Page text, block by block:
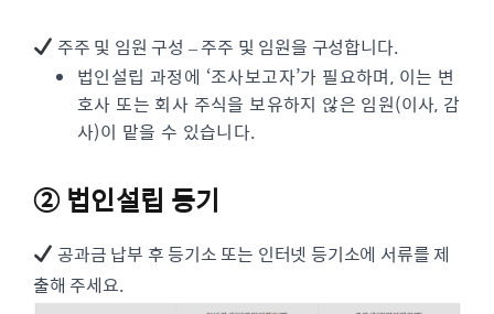
주주 및 임원 구성 – 주주 및 임원을 구성합니다.
법인설립 과정에 ‘조사보고자’가 필요하며, 이는 변
호사 또는 회사 주식을 보유하지 않은 임원(이사, 감
사)이 맡을 수 있습니다.
② 법인설립 등기
공과금 납부 후 등기소 또는 인터넷 등기소에 서류를 제
출해 주세요.